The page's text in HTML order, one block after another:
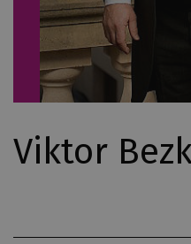
Viktor